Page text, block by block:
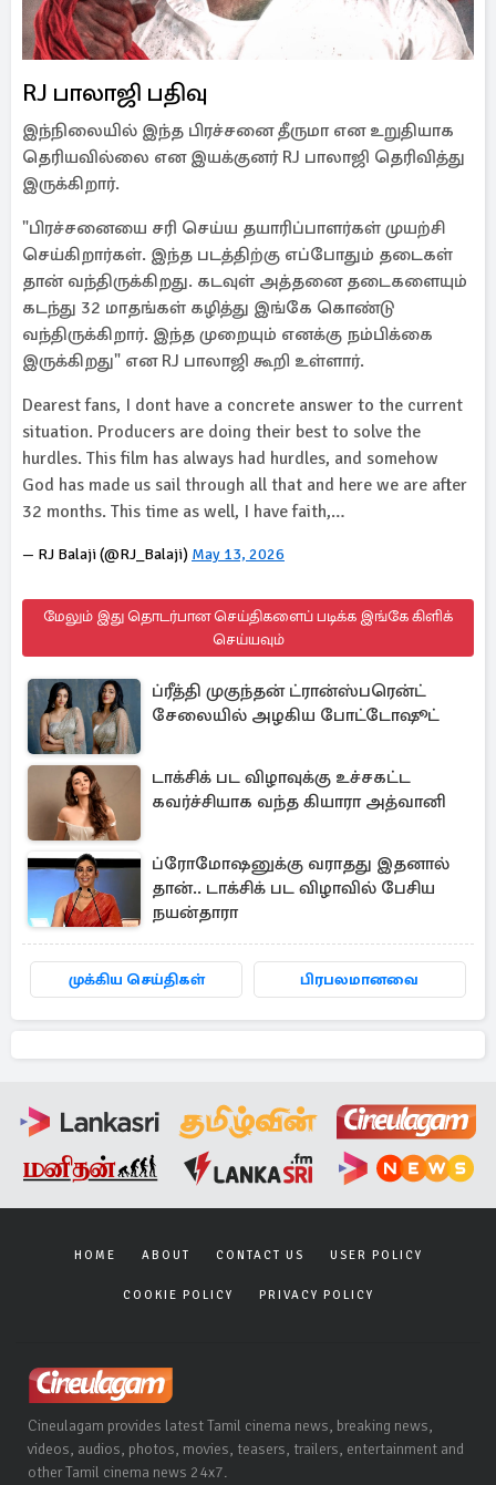
RJ பாலாஜி பதிவு
இந்நிலையில் இந்த பிரச்சனை தீருமா என உறுதியாக
தெரியவில்லை என இயக்குனர் RJ பாலாஜி தெரிவித்து
இருக்கிறார்.
"பிரச்சனையை சரி செய்ய தயாரிப்பாளர்கள் முயற்சி
செய்கிறார்கள். இந்த படத்திற்கு எப்போதும் தடைகள்
தான் வந்திருக்கிறது. கடவுள் அத்தனை தடைகளையும்
கடந்து 32 மாதங்கள் கழித்து இங்கே கொண்டு
வந்திருக்கிறார். இந்த முறையும் எனக்கு நம்பிக்கை
இருக்கிறது" என RJ பாலாஜி கூறி உள்ளார்.
Dearest fans, I dont have a concrete answer to the current
situation. Producers are doing their best to solve the
hurdles. This film has always had hurdles, and somehow
God has made us sail through all that and here we are after
32 months. This time as well, I have faith,…
— RJ Balaji (@RJ_Balaji) May 13, 2026
மேலும் இது தொடர்பான செய்திகளைப் படிக்க இங்கே கிளிக்
செய்யவும்
ப்ரீத்தி முகுந்தன் ட்ரான்ஸ்பரென்ட்
சேலையில் அழகிய போட்டோஷூட்
டாக்சிக் பட விழாவுக்கு உச்சகட்ட
கவர்ச்சியாக வந்த கியாரா அத்வானி
ப்ரோமோஷனுக்கு வராதது இதனால்
தான்.. டாக்சிக் பட விழாவில் பேசிய
நயன்தாரா
முக்கிய செய்திகள் பிரபலமானவை
HOME ABOUT CONTACT US USER POLICY
COOKIE POLICY PRIVACY POLICY
Cineulagam provides latest Tamil cinema news, breaking news,
videos, audios, photos, movies, teasers, trailers, entertainment and
other Tamil cinema news 24x7.